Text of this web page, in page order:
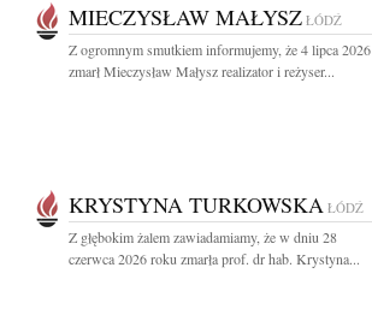
MIECZYSŁAW MAŁYSZ ŁÓDŹ
Z ogromnym smutkiem informujemy, że 4 lipca 2026
zmarł Mieczysław Małysz realizator i reżyser...
KRYSTYNA TURKOWSKA ŁÓDŹ
Z głębokim żalem zawiadamiamy, że w dniu 28
czerwca 2026 roku zmarła prof. dr hab. Krystyna...